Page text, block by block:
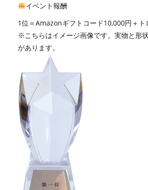
イベント報酬
1位＝Amazonギフトコード10,000円＋ト
※こちらはイメージ画像です。実物と形
があります。